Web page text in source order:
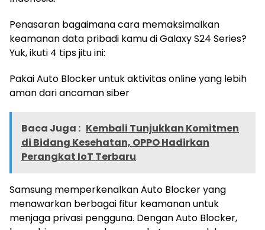
Penasaran bagaimana cara memaksimalkan
keamanan data pribadi kamu di Galaxy S24 Series?
Yuk, ikuti 4 tips jitu ini:
Pakai Auto Blocker untuk aktivitas online yang lebih
aman dari ancaman siber
Baca Juga : Kembali Tunjukkan Komitmen
di Bidang Kesehatan, OPPO Hadirkan
Perangkat IoT Terbaru
Samsung memperkenalkan Auto Blocker yang
menawarkan berbagai fitur keamanan untuk
menjaga privasi pengguna. Dengan Auto Blocker,